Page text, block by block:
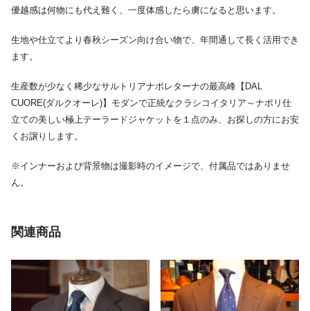
優越感は何物にも代え難く、一度体感したら虜になると思います。
生地や仕立てより春秋シーズン向け合い物で、年間通して長く活用でき
ます。
生産数が少なく稀少なサルトリアナポレターナの最高峰【DAL
CUORE(ダルクオーレ)】モダンで正統なクラシコイタリア～ナポリ仕
立ての美しい極上テーラードジャケットを１点のみ、お探しの方にお安
くお譲りします。
※インナーおよび背景物は撮影時のイメージで、付属品ではありませ
ん。
関連商品